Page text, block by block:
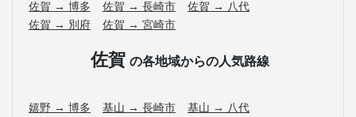
佐賀 → 博多 佐賀 → 長崎市
佐賀 → 八代
佐賀 → 別府
佐賀 → 宮崎市
佐賀 の各地域からの人気路線
嬉野 → 博多 基山 → 長崎市
基山 → 八代